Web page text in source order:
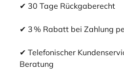
✔ 30 Tage Rückgaberecht
✔ 3 % Rabatt bei Zahlung
✔ Telefonischer
Beratung